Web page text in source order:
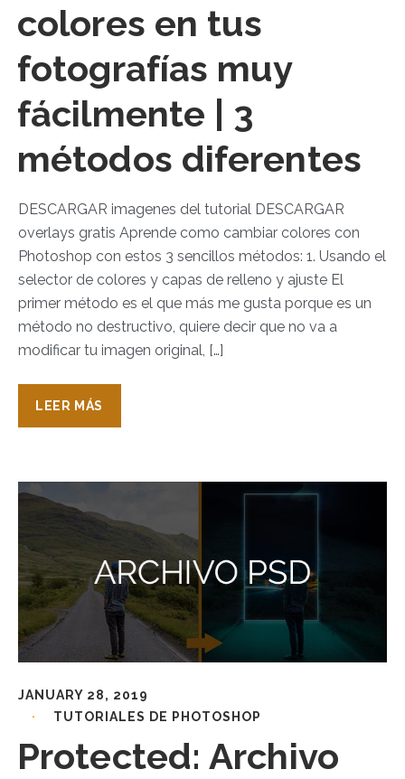
colores en tus
fotografías muy
fácilmente | 3
métodos diferentes
DESCARGAR imagenes del tutorial DESCARGAR
overlays gratis Aprende como cambiar colores con
Photoshop con estos 3 sencillos métodos: 1. Usando el
selector de colores y capas de relleno y ajuste El
primer método es el que más me gusta porque es un
método no destructivo, quiere decir que no va a
modificar tu imagen original, […]
LEER MÁS
JANUARY 28, 2019
TUTORIALES DE PHOTOSHOP
Protected: Archivo